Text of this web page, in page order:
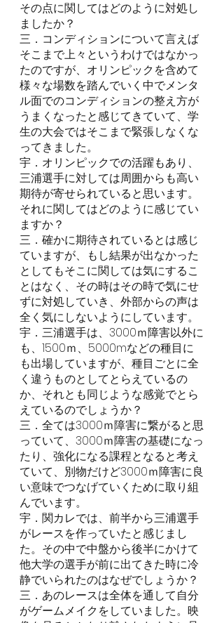
その点に関してはどのように対処し
ましたか？
三．コンディションについて言えば
そこまで上々というわけではなかっ
たのですが、オリンピックを含めて
様々な場数を踏んでいく中でメンタ
ル面でのコンディションの整え方が
うまくなったと感じてきていて、学
生の大会ではそこまで緊張しなくな
ってきました。
宇．オリンピックでの活躍もあり、
三浦選手に対しては周囲からも高い
期待が寄せられていると思います。
それに関してはどのように感じてい
ますか？
三．確かに期待されているとは感じ
ていますが、もし結果が出なかった
としてもそこに関しては気にするこ
とはなく、その時はその時で気にせ
ずに対処していき、外部からの声は
全く気にしないようにしています。
宇．三浦選手は、3000ｍ障害以外に
も、1500ｍ、5000mなどの種目に
も出場していますが、種目ごとに全
く違うものとしてとらえているの
か、それとも同じような感覚でとら
えているのでしょうか？
三．全ては3000ｍ障害に繋がると思
っていて、3000ｍ障害の基礎になっ
たり、強化になる課程となると考え
ていて、別物だけど3000ｍ障害に良
い意味でつなげていくために取り組
んでいます。
宇．関カレでは、前半から三浦選手
がレースを作っていたと感じまし
た。その中で中盤から後半にかけて
他大学の選手が前に出てきた時に冷
静でいられたのはなぜでしょうか？
三．あのレースは全体を通して自分
がゲームメイクをしていました。映